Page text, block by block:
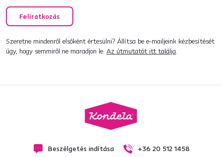
Feliratkozás
Szeretne mindenről elsőként értesülni? Állítsa be e-mailjeink kézbesítését
úgy, hogy semmiről ne maradjon le. Az útmutatót itt találja.
Beszélgetés indítása +36 20 512 1458